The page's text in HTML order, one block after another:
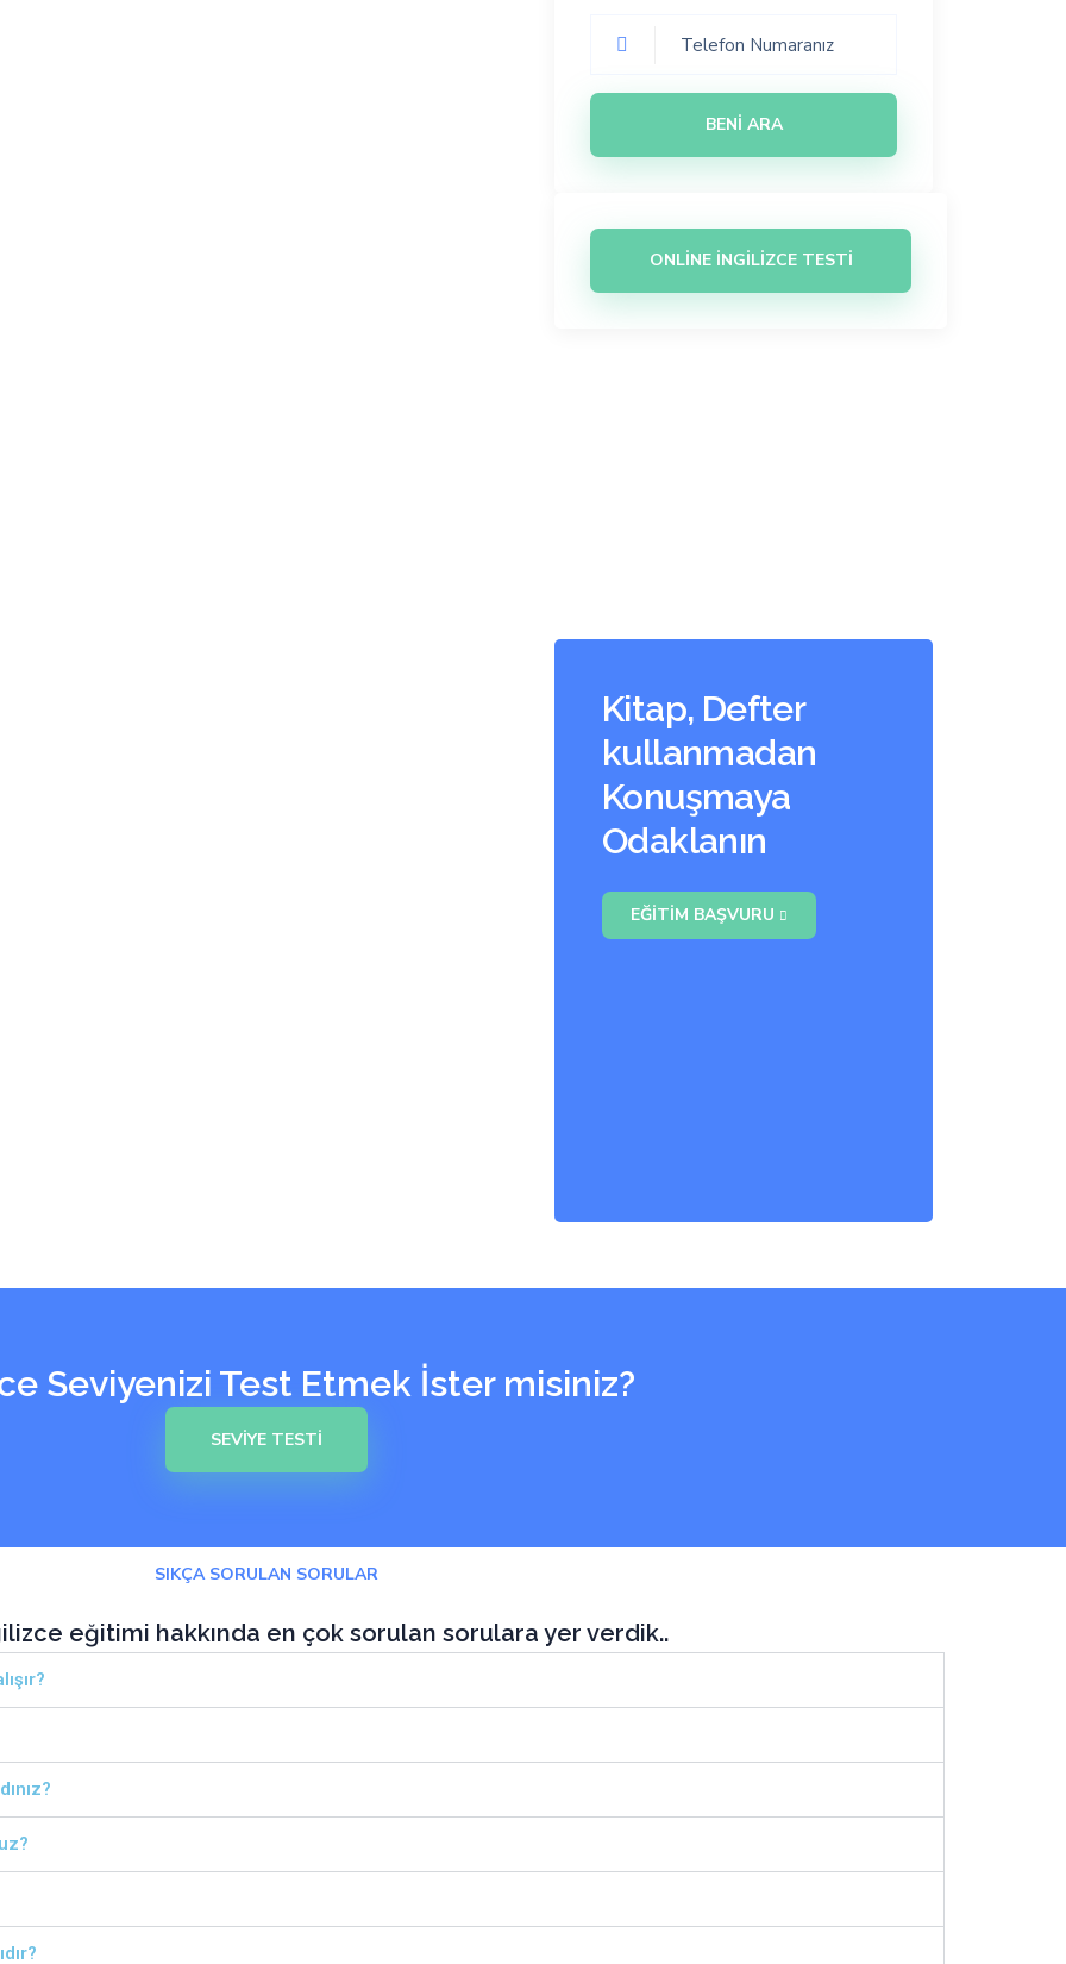
BENI ARA
ONLINE İNGILIZCE TESTI
Kitap, Defter
kullanmadan
Konuşmaya
Odaklanın
EĞITIM BAŞVURU
Seviyenizi Test Etmek İster misiniz?
SEVIYE TESTI
SIKÇA SORULAN SORULAR
eğitimi hakkında en çok sorulan sorulara yer verdik..